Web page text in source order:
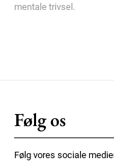
mentale trivsel.
Følg os
Følg vores sociale